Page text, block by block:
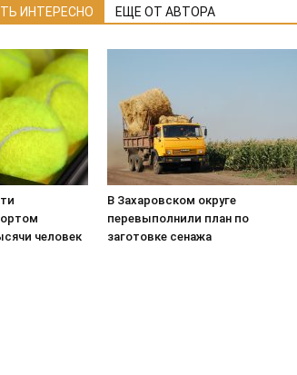
ИНТЕРЕСНО ЕЩЕ ОТ АВТОРА
человек
В Захаровском округе
перевыполнили план по
заготовке сенажа